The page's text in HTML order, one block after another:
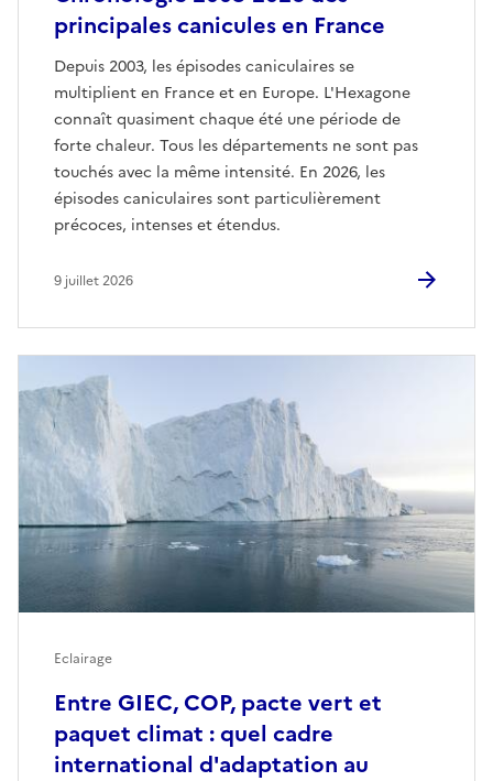
principales canicules en France
Depuis 2003, les épisodes caniculaires se
multiplient en France et en Europe. L'Hexagone
connaît quasiment chaque été une période de
forte chaleur. Tous les départements ne sont pas
touchés avec la même intensité. En 2026, les
épisodes caniculaires sont particulièrement
précoces, intenses et étendus.
9 juillet 2026
Entre GIEC, COP, pacte vert et
paquet climat : quel cadre
international d'adaptation au
Eclairage